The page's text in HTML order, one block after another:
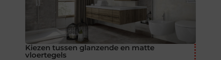
Kiezen tussen glanzende en matte
vloertegels